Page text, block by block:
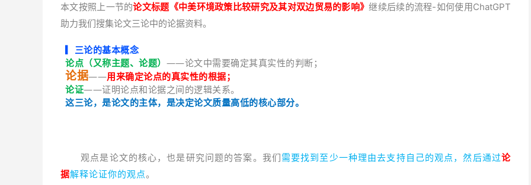
本文按照上一节的论文标题 《中美环境政策比较研究及其对双边贸易的影响》继续后续的流程-如何使用ChatGPT
助力我们搜集论文三论中的论据资料。
三论的基本概念
论点（又称主题、论题） ——论文中需要确定其真实性的判断；
论据——用来确定论点的真实性的根据；
论证——证明论点和论据之间的逻辑关系。
这三论，是论文的主体，是决定论文质量高低的核心部分。
观点是论文的核心，也是研究问题的答案。我们需要找到至少一种理由去支持自己的观点，然后通过论
据解释论证你的观点。